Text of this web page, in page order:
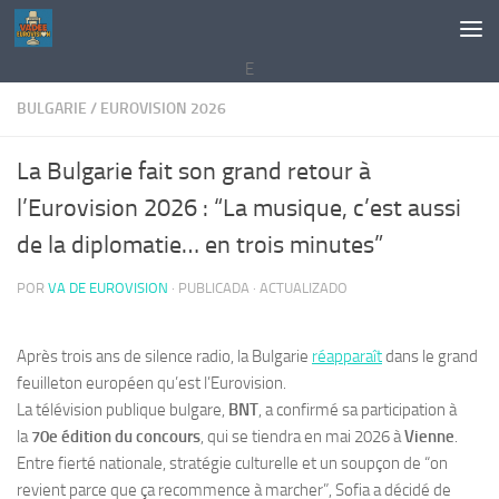
Saltar al contenido
E
BULGARIE / EUROVISION 2026
La Bulgarie fait son grand retour à
l’Eurovision 2026 : “La musique, c’est aussi
de la diplomatie… en trois minutes”
POR VA DE EUROVISION · PUBLICADA · ACTUALIZADO
Après trois ans de silence radio, la Bulgarie réapparaîtdans le grand
feuilleton européen qu’est l’Eurovision.
La télévision publique bulgare, BNT, a confirmé sa participation à
la70e édition du concours, qui se tiendra en mai 2026 àVienne.
Entre fierté nationale, stratégie culturelle et un soupçon de “on
revient parce que ça recommence à marcher”, Sofia a décidé de